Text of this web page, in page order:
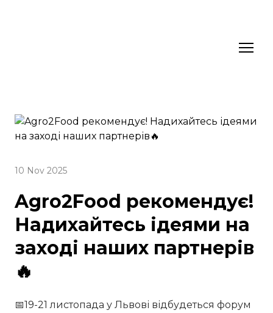
10 Nov 2025
Agro2Food рекомендує!
Надихайтесь ідеями на
заході наших партнерів
🔥
📅19-21 листопада у Львові відбудеться форум